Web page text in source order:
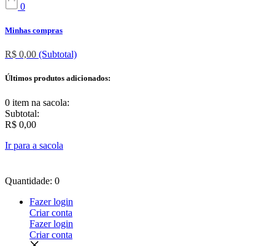
0
Minhas compras
R$ 0,00 (Subtotal)
Últimos produtos adicionados:
0 item na sacola:
Subtotal:
R$ 0,00
Ir para a sacola
Quantidade: 0
Fazer login
Criar conta
Fazer login
Criar conta